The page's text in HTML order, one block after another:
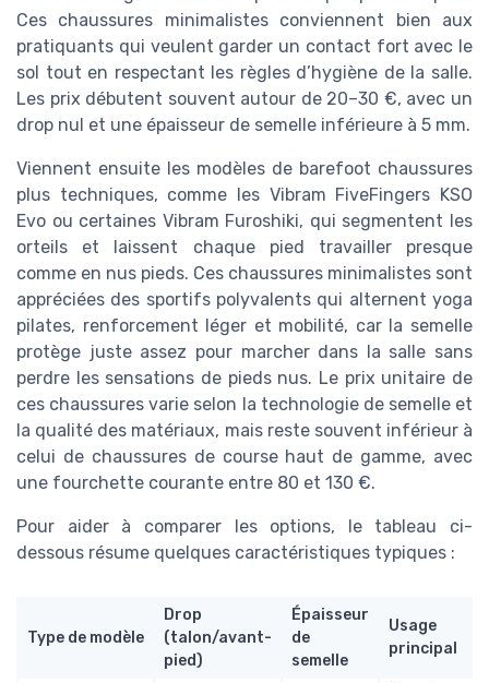
Ces chaussures minimalistes conviennent bien aux
pratiquants qui veulent garder un contact fort avec le
sol tout en respectant les règles d’hygiène de la salle.
Les prix débutent souvent autour de 20–30 €, avec un
drop nul et une épaisseur de semelle inférieure à 5 mm.
Viennent ensuite les modèles de barefoot chaussures
plus techniques, comme les Vibram FiveFingers KSO
Evo ou certaines Vibram Furoshiki, qui segmentent les
orteils et laissent chaque pied travailler presque
comme en nus pieds. Ces chaussures minimalistes sont
appréciées des sportifs polyvalents qui alternent yoga
pilates, renforcement léger et mobilité, car la semelle
protège juste assez pour marcher dans la salle sans
perdre les sensations de pieds nus. Le prix unitaire de
ces chaussures varie selon la technologie de semelle et
la qualité des matériaux, mais reste souvent inférieur à
celui de chaussures de course haut de gamme, avec
une fourchette courante entre 80 et 130 €.
Pour aider à comparer les options, le tableau ci-
dessous résume quelques caractéristiques typiques :
Type de modèle
Drop
(talon/avant-
pied)
Épaisseur
de
semelle
Usage
principal